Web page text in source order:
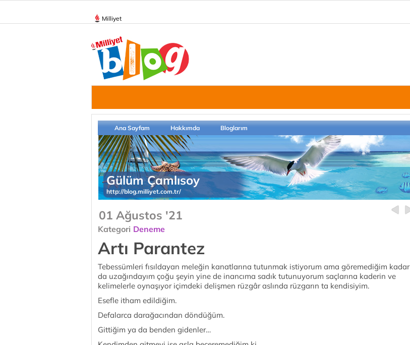
Milliyet
Ana Sayfam Hakkımda Bloglarım
Gülüm Çamlısoy
http://blog.milliyet.com.tr/
01 Ağustos '21
Kategori Deneme
Artı Parantez
Tebessümleri fısıldayan meleğin kanatlarına tutunmak istiyorum ama göremediğim kadar
da uzağındayım çoğu şeyin yine de inancıma sadık tutunuyorum saçlarına kaderin ve
kelimelerle oynaşıyor içimdeki delişmen rüzgâr aslında rüzgarın ta kendisiyim.
Esefle itham edildiğim.
Defalarca darağacından döndüğüm.
Gittiğim ya da benden gidenler…